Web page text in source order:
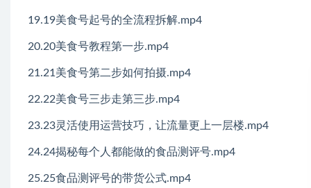
19.19美食号起号的全流程拆解.mp4
20.20美食号教程第一步.mp4
21.21美食号第二步如何拍摄.mp4
22.22美食号三步走第三步.mp4
23.23灵活使用运营技巧，让流量更上一层楼.mp4
24.24揭秘每个人都能做的食品测评号.mp4
25.25食品测评号的带货公式.mp4